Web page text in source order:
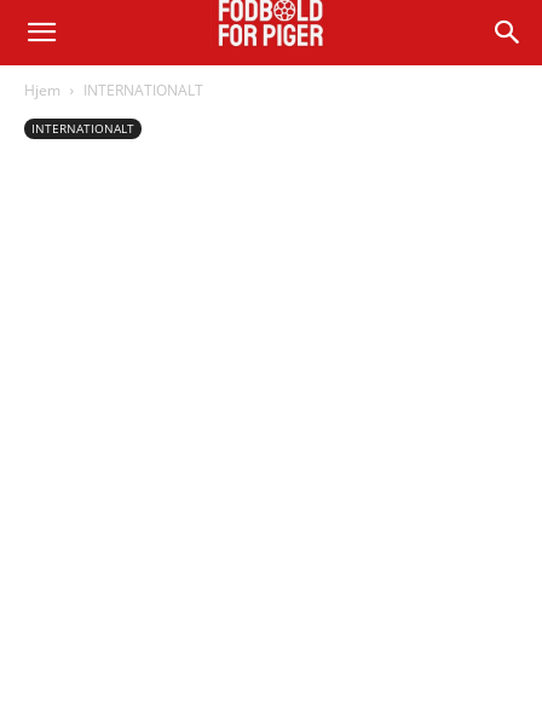
Hjem INTERNATIONALT
INTERNATIONALT